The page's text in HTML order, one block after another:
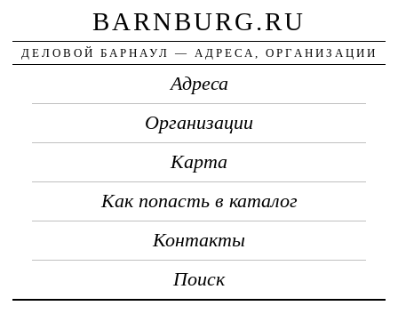
BARNBURG.RU
ДЕЛОВОЙ БАРНАУЛ — АДРЕСА, ОРГАНИЗАЦИИ
Адреса
Организации
Карта
Как попасть в каталог
Контакты
Поиск